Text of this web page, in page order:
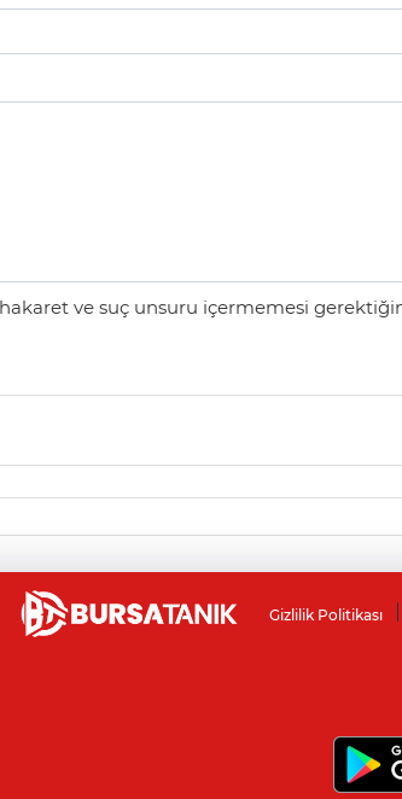
ve suç unsuru içermemesi
Gizlilik Politikası